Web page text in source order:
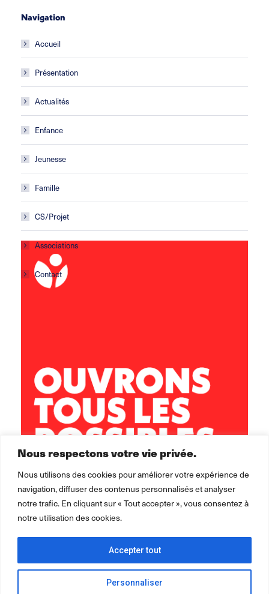
Nous respectons votre vie privée.
Nous utilisons des cookies pour améliorer votre expérience de
navigation, diffuser des contenus personnalisés et analyser
notre trafic. En cliquant sur « Tout accepter », vous consentez à
notre utilisation des cookies.
Personnaliser
Accepter tout
Navigation
Accueil
Présentation
Actualités
Enfance
Jeunesse
Famille
CS/Projet
Associations
Contact
brest.horizons@leolagrange.org